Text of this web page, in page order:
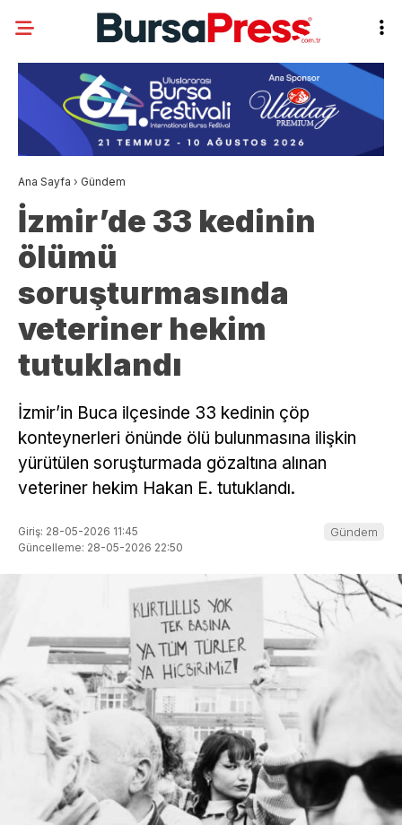
Ana Sayfa › Gündem
İzmir’de 33 kedinin
ölümü
soruşturmasında
veteriner hekim
tutuklandı
İzmir’in Buca ilçesinde 33 kedinin çöp
konteynerleri önünde ölü bulunmasına ilişkin
yürütülen soruşturmada gözaltına alınan
veteriner hekim Hakan E. tutuklandı.
Giriş: 28-05-2026 11:45
Güncelleme: 28-05-2026 22:50
Gündem